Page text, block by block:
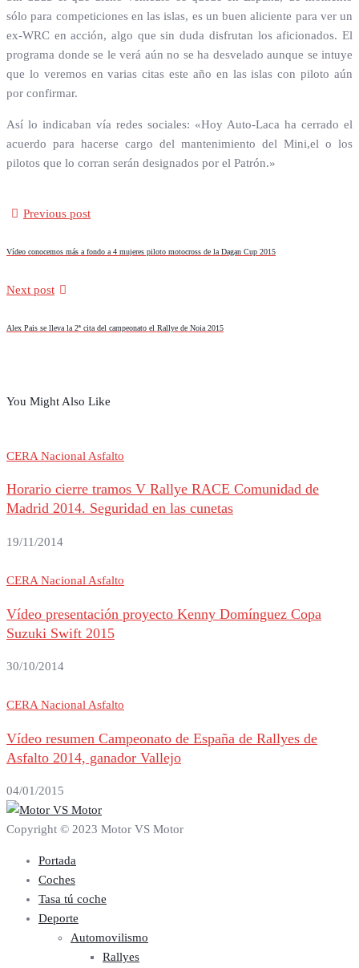
sólo para competiciones en las islas, es un buen aliciente para ver un
ex-WRC en acción, algo que sin duda disfrutan los aficionados. El
programa donde se le verá aún no se ha desvelado aunque se intuye
que lo veremos en varias citas este año en las islas con piloto aún
por confirmar.
Así lo indicaban vía redes sociales: «Hoy Auto-Laca ha cerrado el
acuerdo para hacerse cargo del mantenimiento del Mini,el o los
pilotos que lo corran serán designados por el Patrón.»
Previous post
Vídeo conocemos más a fondo a 4 mujeres piloto motocross de la Dagan Cup 2015
Next post
Alex Pais se lleva la 2ª cita del campeonato el Rallye de Noia 2015
You Might Also Like
CERA Nacional Asfalto
Horario cierre tramos V Rallye RACE Comunidad de
Madrid 2014. Seguridad en las cunetas
19/11/2014
CERA Nacional Asfalto
Vídeo presentación proyecto Kenny Domínguez Copa
Suzuki Swift 2015
30/10/2014
CERA Nacional Asfalto
Vídeo resumen Campeonato de España de Rallyes de
Asfalto 2014, ganador Vallejo
04/01/2015
Copyright © 2023 Motor VS Motor
Portada
Coches
Tasa tú coche
Deporte
Automovilismo
Rallyes